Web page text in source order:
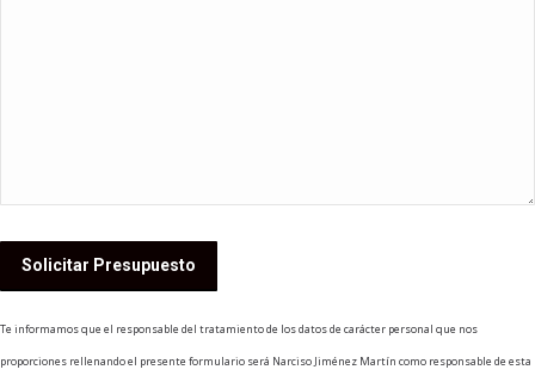
Te informamos que el responsable del tratamiento de los datos de carácter personal que nos
proporciones rellenando el presente formulario será Narciso Jiménez Martín como responsable de esta